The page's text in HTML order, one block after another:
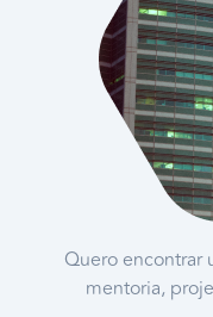
Quero encontrar
mentoria,